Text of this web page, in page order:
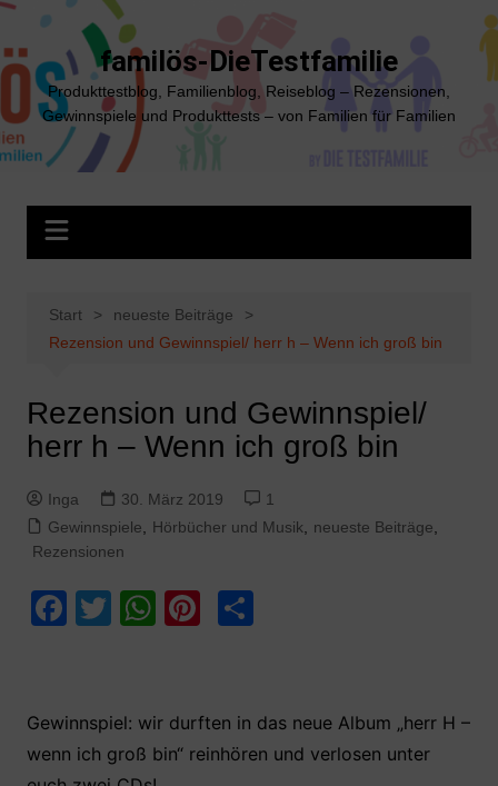
Zum
springen
familös-DieTestfamilie
Produkttestblog, Familienblog, Reiseblog – Rezensionen,
Gewinnspiele und Produkttests – von Familien für Familien
Start
neueste Beiträge
Rezension und Gewinnspiel/ herr h – Wenn ich groß bin
Rezension und Gewinnspiel/
herr h – Wenn ich groß bin
Inga 30. März 2019
1
Gewinnspiele
Hörbücher und Musik neueste Beiträge
Rezensionen
F
e
b
T
er
W
s
A
Pi
e
st
T
n
Gewinnspiel: wir durften in das neue Album „herr H –
wenn ich groß bin“ reinhören und verlosen unter